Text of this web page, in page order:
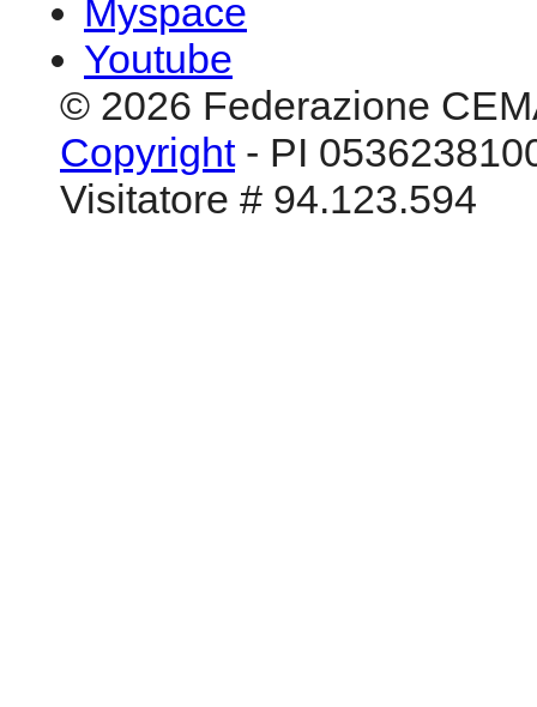
Myspace
Youtube
© 2026 Federazione
Copyright- PI
Visitatore # 94.123.594